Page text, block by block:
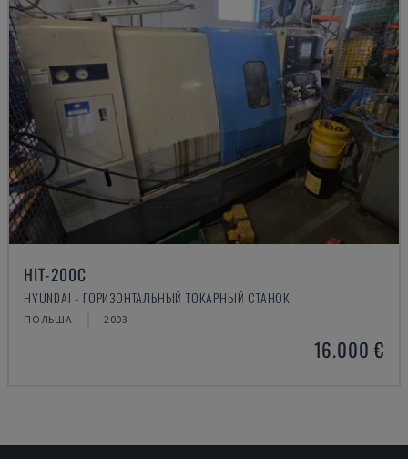
HIT-200C
HYUNDAI - ГОРИЗОНТАЛЬНЫЙ ТОКАРНЫЙ СТАНОК
ПОЛЬША 2003
16.000 €